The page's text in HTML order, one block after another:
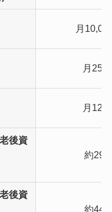
月
月
月
後資
約
後資
約